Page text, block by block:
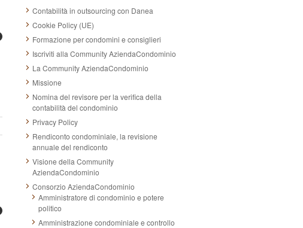
Contabilità in outsourcing con Danea
Cookie Policy (UE)
Formazione per condomini e consiglieri
Iscriviti alla Community AziendaCondominio
La Community AziendaCondominio
Missione
Nomina del revisore per la verifica della
contabilità del condominio
Privacy Policy
Rendiconto condominiale, la revisione
annuale del rendiconto
Visione della Community
AziendaCondominio
Consorzio AziendaCondominio
Amministratore di condominio e potere
politico
Amministrazione condominiale e controllo